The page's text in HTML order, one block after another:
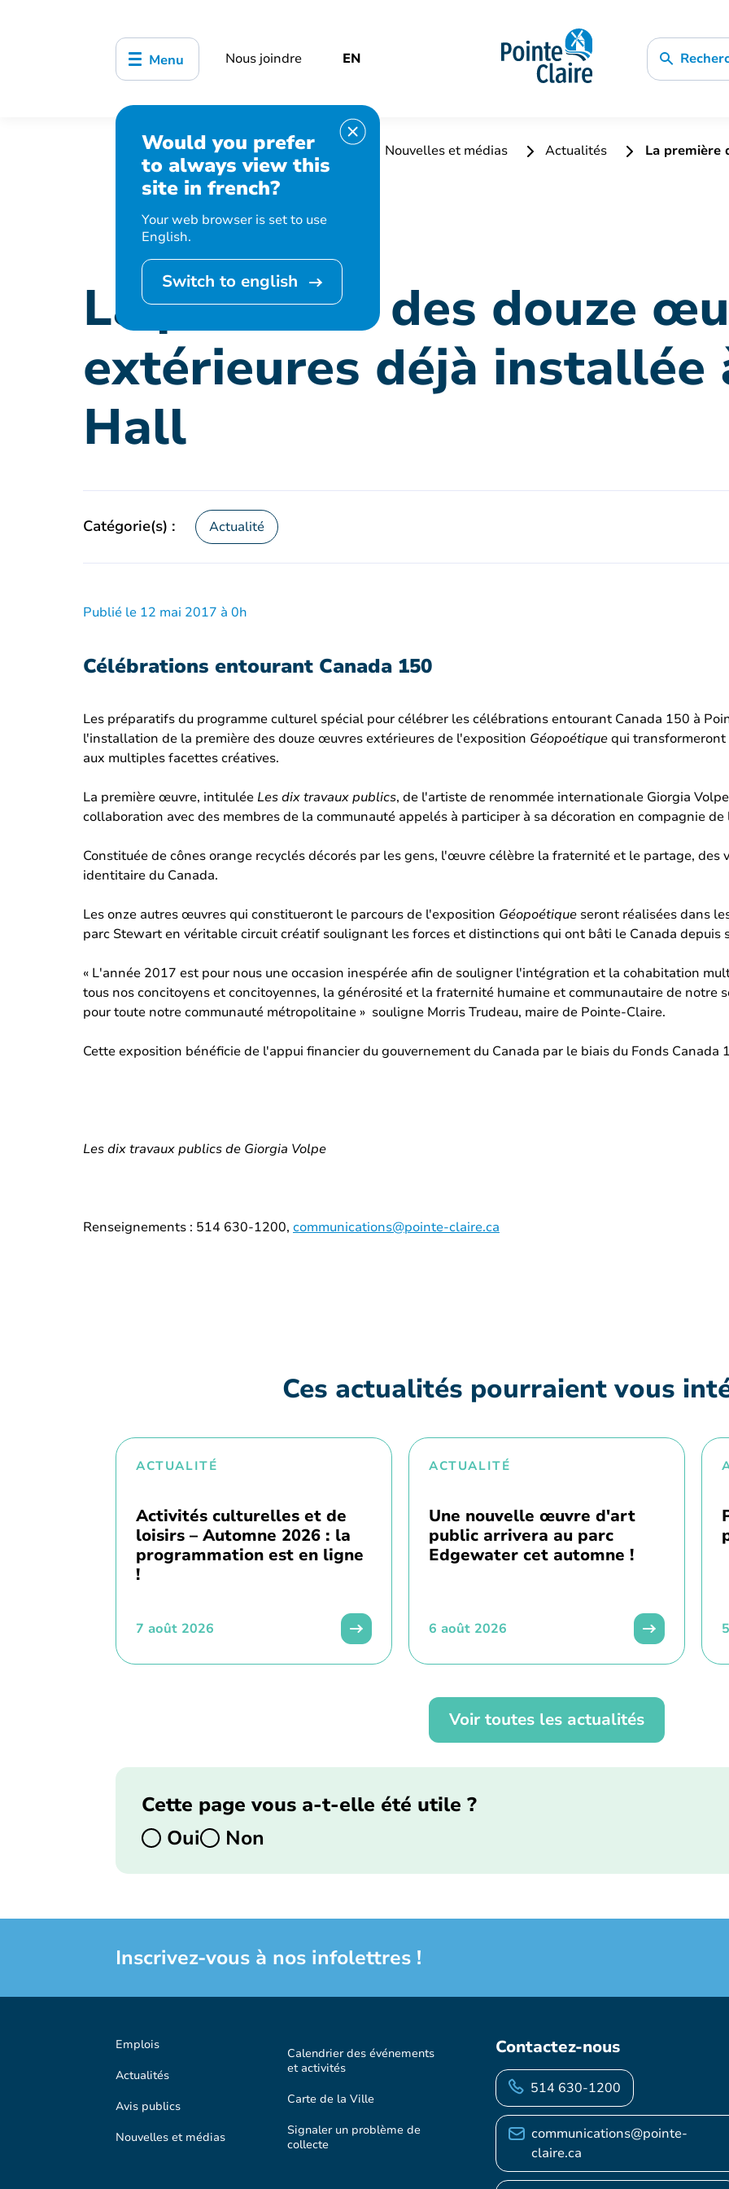
Menu Nous joindre EN
Would you prefer
to always view this
site in french?
Your web browser is set to use
English.
Switch to english
Accueil Organisation municipale Nouvelles et médias Actualités
La première
installée à Stewart Hall
La première des douze
extérieures déjà installée
Hall
Catégorie(s) : Actualité
Publié le 12 mai 2017 à 0h
Célébrations entourant Canada 150
Les préparatifs du programme culturel spécial pour célébrer les célébrations entourant Canada 150 à
l'installation de la première des douze œuvres extérieures de l'exposition Géopoétiquequi
aux multiples facettes créatives.
La première œuvre, intitulée Les dix travaux publics, de l'artiste de renommée internationale Giorgia
collaboration avec des membres de la communauté appelés à participer à sa décoration en compagnie
Constituée de cônes orange recyclés décorés par les gens, l'œuvre célèbre la fraternité et le partage,
identitaire du Canada.
Les onze autres œuvres qui constitueront le parcours de l'exposition Géopoétique seront réalisées dans
parc Stewart en véritable circuit créatif soulignant les forces et distinctions qui ont bâti le Canada depuis
« L'année 2017 est pour nous une occasion inespérée afin de souligner l'intégration et la cohabitation
tous nos concitoyens et concitoyennes, la générosité et la fraternité humaine et communautaire de notre
pour toute notre communauté métropolitaine » souligne Morris Trudeau, maire de Pointe-Claire.
Cette exposition bénéficie de l'appui financier du gouvernement du Canada par le biais du Fonds Canada
Les dix travaux publics de Giorgia Volpe
Renseignements : 514 630-1200, communications@pointe-claire.ca
Ces actualités pourraient vous
ACTUALITÉ
Activités culturelles et de
loisirs – Automne 2026 : la
programmation est en ligne
!
7 août 2026
ACTUALITÉ
Une nouvelle œuvre d'art
public arrivera au parc
Edgewater cet automne !
6 août 2026
Voir toutes les actualités
Cette page vous a-t-elle été utile ?
Oui
Non
Inscrivez-vous à nos infolettres !
Emplois
Actualités
Avis publics
Nouvelles et médias
Calendrier des événements
et activités
Carte de la Ville
Signaler un problème de
collecte
Contactez-nous
514 630-1200
communications@pointe-
claire.ca